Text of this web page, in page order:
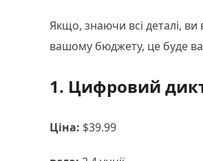
Якщо, знаючи всі деталі,
вашому бюджету, це буде
1. Цифровий
Ціна: $39.99